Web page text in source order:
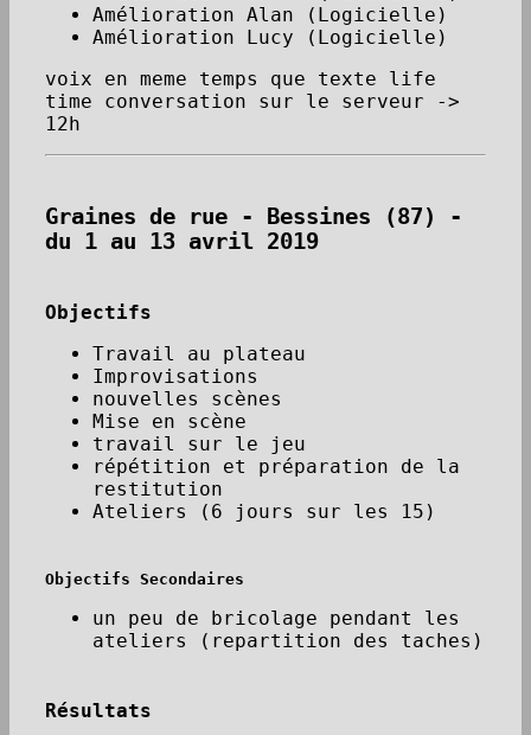
Amélioration Alan (Logicielle)
Amélioration Lucy (Logicielle)
voix en meme temps que texte life
time conversation sur le serveur ->
12h
Graines de rue - Bessines (87) -
du 1 au 13 avril 2019
Objectifs
Travail au plateau
Improvisations
nouvelles scènes
Mise en scène
travail sur le jeu
répétition et préparation de la
restitution
Ateliers (6 jours sur les 15)
Objectifs Secondaires
un peu de bricolage pendant les
ateliers (repartition des taches)
Résultats